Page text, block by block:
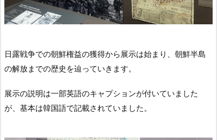
日露戦争での朝鮮権益の獲得から展示は始まり、朝鮮半島
の解放までの歴史を辿っていきます。
展示の説明は一部英語のキャプションが付いていました
が、基本は韓国語で記載されていました。